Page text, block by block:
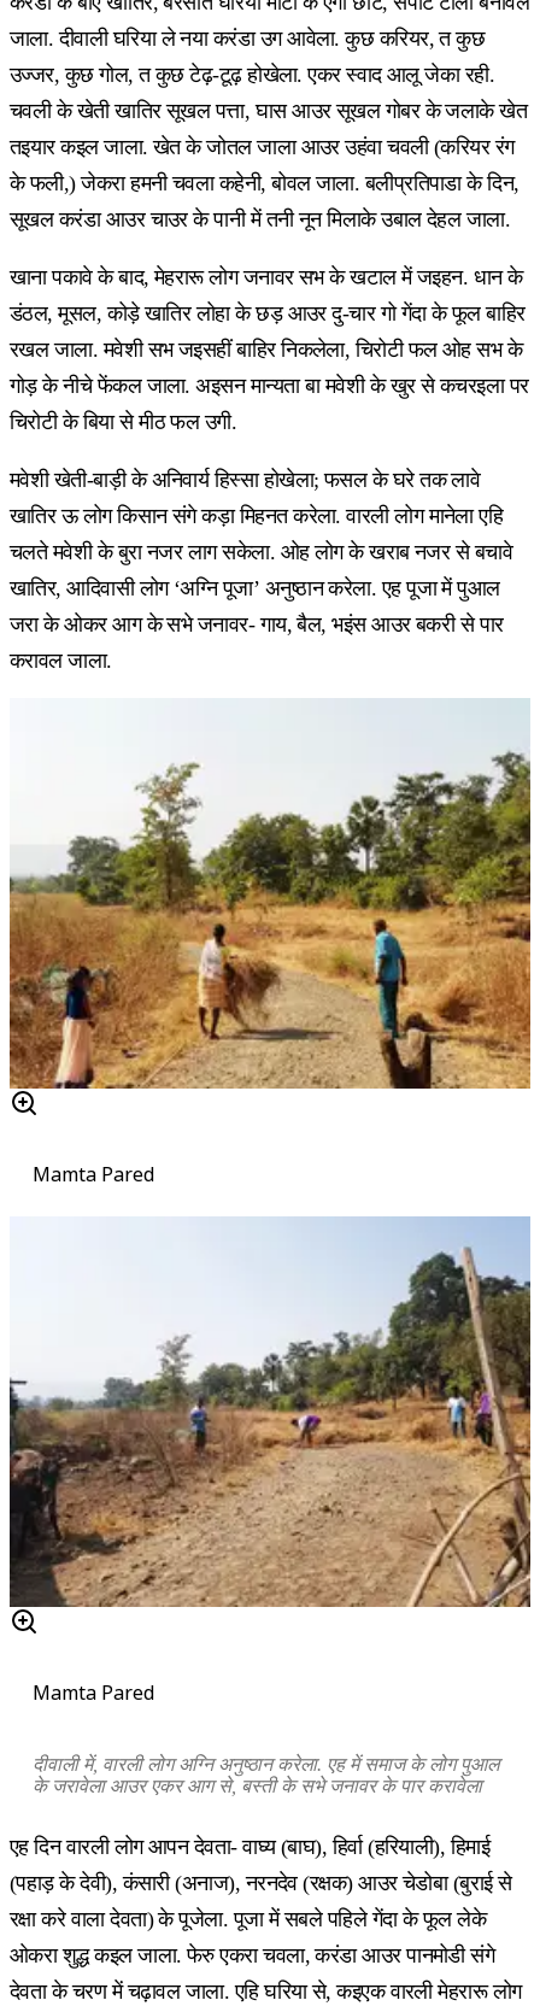
जाला. दीवाली घरिया ले नया करंडा उग आवेला. कुछ करियर, त कुछ
उज्जर, कुछ गोल, त कुछ टेढ़-टूढ़ होखेला. एकर स्वाद आलू जेका रही.
चवली के खेती खातिर सूखल पत्ता, घास आउर सूखल गोबर के जलाके खेत
तइयार कइल जाला. खेत के जोतल जाला आउर उहंवा चवली (करियर रंग
के फली,) जेकरा हमनी चवला कहेनी, बोवल जाला. बलीप्रतिपाडा के दिन,
सूखल करंडा आउर चाउर के पानी में तनी नून मिलाके उबाल देहल जाला.
खाना पकावे के बाद, मेहरारू लोग जनावर सभ के खटाल में जइहन. धान के
डंठल, मूसल, कोड़े खातिर लोहा के छड़ आउर दु-चार गो गेंदा के फूल बाहिर
रखल जाला. मवेशी सभ जइसहीं बाहिर निकलेला, चिरोटी फल ओह सभ के
गोड़ के नीचे फेंकल जाला. अइसन मान्यता बा मवेशी के खुर से कचरइला पर
चिरोटी के बिया से मीठ फल उगी.
मवेशी खेती-बाड़ी के अनिवार्य हिस्सा होखेला; फसल के घरे तक लावे
खातिर ऊ लोग किसान संगे कड़ा मिहनत करेला. वारली लोग मानेला एहि
चलते मवेशी के बुरा नजर लाग सकेला. ओह लोग के खराब नजर से बचावे
खातिर, आदिवासी लोग ‘अग्नि पूजा’ अनुष्ठान करेला. एह पूजा में पुआल
जरा के ओकर आग के सभे जनावर- गाय, बैल, भइंस आउर बकरी से पार
करावल जाला.
Mamta Pared
Mamta Pared
दीवाली में, वारली लोग अग्नि अनुष्ठान करेला. एह में समाज के लोग पुआल
के जरावेला आउर एकर आग से, बस्ती के सभे जनावर के पार करावेला
एह दिन वारली लोग आपन देवता- वाघ्य (बाघ), हिर्वा (हरियाली), हिमाई
(पहाड़ के देवी), कंसारी (अनाज), नरनदेव (रक्षक) आउर चेडोबा (बुराई से
रक्षा करे वाला देवता) के पूजेला. पूजा में सबले पहिले गेंदा के फूल लेके
ओकरा शुद्ध कइल जाला. फेरु एकरा चवला, करंडा आउर पानमोडी संगे
देवता के चरण में चढ़ावल जाला. एहि घरिया से, कइएक वारली मेहरारू लोग